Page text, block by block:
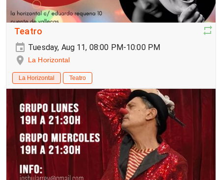
Teatro
Tuesday, Aug 11, 08:00 PM-10:00 PM
La Horizontal
La Horizontal Teatro